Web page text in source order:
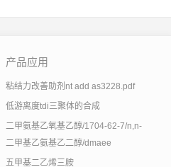
产品应用
粘结力改善助剂nt add as3228.pdf
低游离度tdi三聚体的合成
二甲氨基乙氧基乙醇/1704-62-7/n,n-
二甲基乙氨基乙二醇/dmaee
五甲基二乙烯三胺